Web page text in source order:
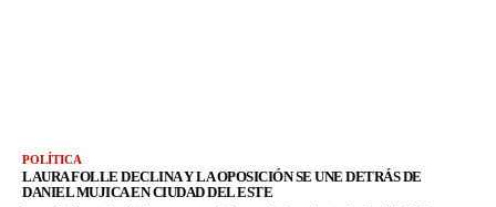
POLÍTICA
LAURA FOLLE DECLINA Y LA OPOSICIÓN SE UNE DETRÁS DE
DANIEL MUJICA EN CIUDAD DEL ESTE